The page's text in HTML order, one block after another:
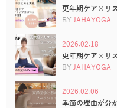
更年期ケア×リ
BY JAHAYOGA
2026.02.18
更年期ケア×リ
BY JAHAYOGA
2026.02.06
季節の理由が分